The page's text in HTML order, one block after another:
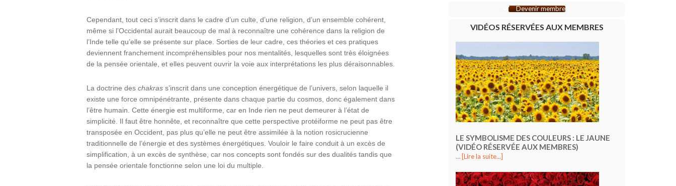
Cependant, tout ceci s’inscrit dans le cadre d’un culte, d’une religion, d’un ensemble cohérent,
même si l’Occidental aurait beaucoup de mal à reconnaître une cohérence dans la religion de
l’Inde telle qu’elle se présente sur place. Sorties de leur cadre, ces théories et ces pratiques
deviennent franchement incompréhensibles pour nos mentalités, lesquelles sont très éloignées
de la pensée orientale, et elles peuvent ouvrir la voie aux interprétations les plus déraisonnables.
La doctrine des chakras s’inscrit dans une conception énergétique de l’univers, selon laquelle il
existe une force omnipénétrante, présente dans chaque partie du cosmos, donc également dans
l’être humain. Cette énergie est multiforme, car en Inde rien ne peut demeurer à l’état de
simplicité. Il faut être honnête, et reconnaître que cette perspective protéiforme ne peut pas être
transposée en Occident, pas plus qu’elle ne peut être assimilée à la notion rosicrucienne
traditionnelle de l’énergie et des systèmes énergétiques. Vouloir le faire conduit à un excès de
simplification, à un excès de synthèse, car nos concepts sont fondés sur des dualités tandis que
la pensée orientale fonctionne selon une loi du multiple.
Devenir membre
VIDÉOS RÉSERVÉES AUX MEMBRES
LE SYMBOLISME DES COULEURS : LE JAUNE
(VIDÉO RÉSERVÉE AUX MEMBRES)
… [Lire la suite...]